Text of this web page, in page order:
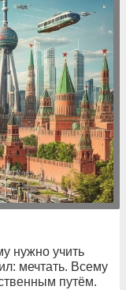
нужно учить
мечтать. Всему
путём.